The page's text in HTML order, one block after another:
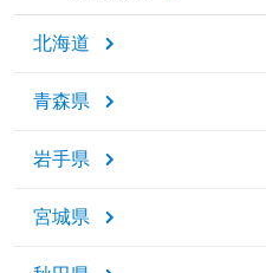
北海道
青森県
岩手県
宮城県